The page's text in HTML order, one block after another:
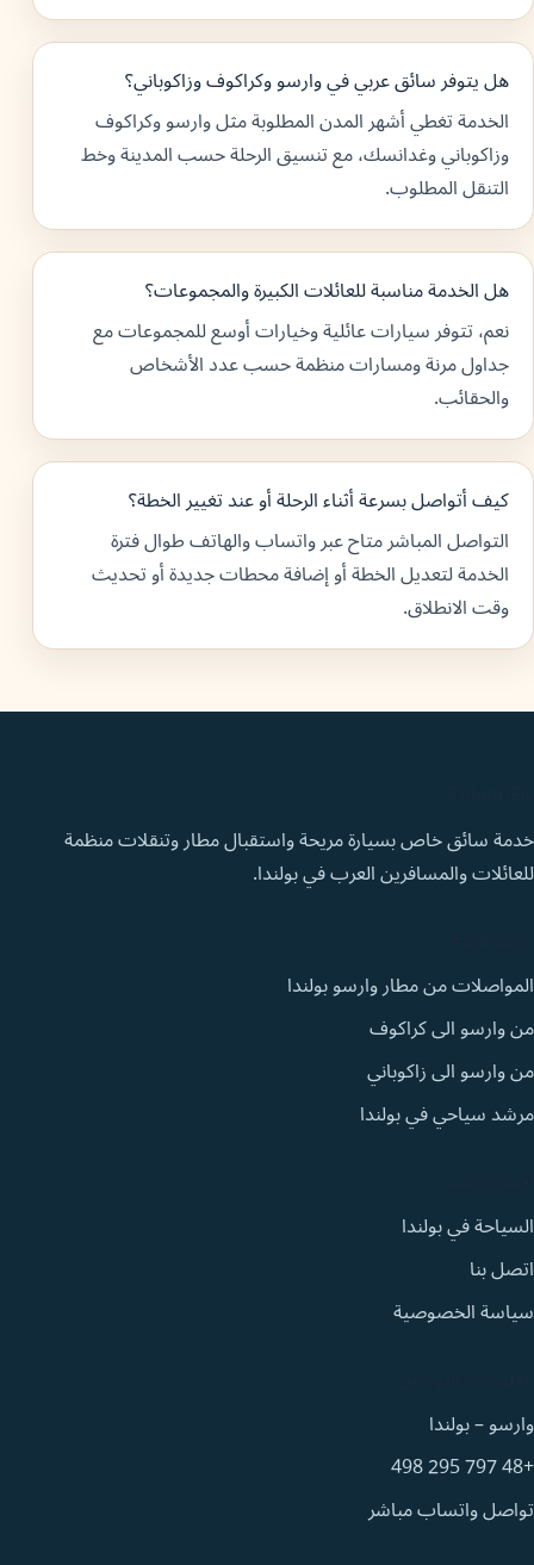
هل يتوفر سائق عربي في وارسو وكراكوف وزاكوباني؟
الخدمة تغطي أشهر المدن المطلوبة مثل وارسو وكراكوف
وزاكوباني وغدانسك، مع تنسيق الرحلة حسب المدينة وخط
التنقل المطلوب.
هل الخدمة مناسبة للعائلات الكبيرة والمجموعات؟
نعم، تتوفر سيارات عائلية وخيارات أوسع للمجموعات مع
جداول مرنة ومسارات منظمة حسب عدد الأشخاص
والحقائب.
كيف أتواصل بسرعة أثناء الرحلة أو عند تغيير الخطة؟
التواصل المباشر متاح عبر واتساب والهاتف طوال فترة
الخدمة لتعديل الخطة أو إضافة محطات جديدة أو تحديث
وقت الانطلاق.
خدمة سائق خاص بسيارة مريحة واستقبال مطار وتنقلات منظمة
للعائلات والمسافرين العرب في بولندا.
المواصلات من مطار وارسو بولندا
من وارسو الى كراكوف
من وارسو الى زاكوباني
مرشد سياحي في بولندا
السياحة في بولندا
اتصل بنا
سياسة الخصوصية
وارسو – بولندا
+48 797 295 498
تواصل واتساب مباشر